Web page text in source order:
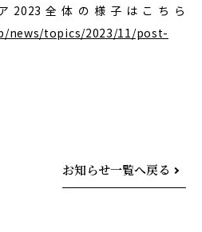
2023全体の様子はこちら
news/topics/2023/11/post-
お知らせ一覧へ戻る